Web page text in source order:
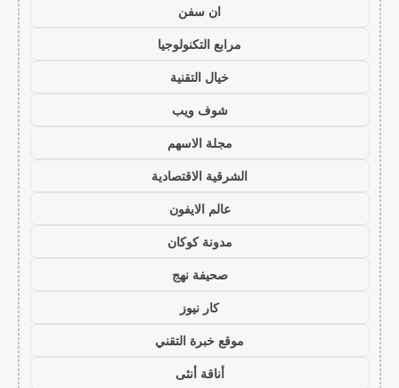
ان سفن
مرابع التكنولوجيا
خيال التقنية
شوف ويب
مجلة الاسهم
الشرقية الاقتصادية
عالم الايفون
مدونة كوكان
صحيفة نهج
كار نيوز
موقع خبرة التقني
أناقة أنثى